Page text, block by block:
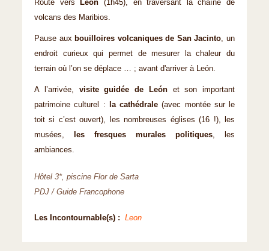
Route vers León (1h45), en traversant la chaîne de
volcans des Maribios.
Pause aux bouilloires volcaniques de San Jacinto, un
endroit curieux qui permet de mesurer la chaleur du
terrain où l’on se déplace … ; avant d'arriver à León.
A l’arrivée, visite guidée de Leónet son important
patrimoine culturel : la cathédrale (avec montée sur le
toit si c’est ouvert), les nombreuses églises (16 !), les
musées,
les fresques murales politiques, les
ambiances.
Hôtel 3*, piscine Flor de Sarta
PDJ / Guide Francophone
Les Incontournable(s) : Leon